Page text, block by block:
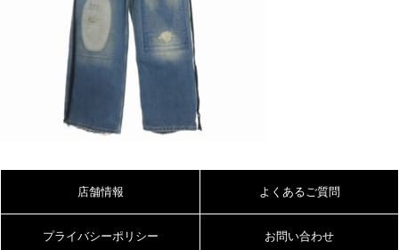
店舗情報 よくあるご質問
プライバシーポリシー お問い合わせ